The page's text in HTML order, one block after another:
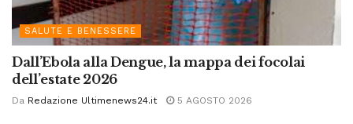
SALUTE E BENESSERE
Dall’Ebola alla Dengue, la mappa dei focolai
dell’estate 2026
Da Redazione Ultimenews24.it 5 AGOSTO 2026